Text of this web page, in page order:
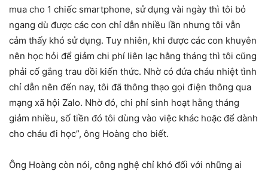
mua cho 1 chiếc smartphone, sử dụng vài ngày thì tôi bỏ
ngang dù được các con chỉ dẫn nhiều lần nhưng tôi vẫn
cảm thấy khó sử dụng. Tuy nhiên, khi được các con khuyên
nên học hỏi để giảm chi phí liên lạc hằng tháng thì tôi cũng
phải cố gắng trau dồi kiến thức. Nhờ có đứa cháu nhiệt tình
chỉ dẫn nên đến nay, tôi đã thông thạo gọi điện thông qua
mạng xã hội Zalo. Nhờ đó, chi phí sinh hoạt hằng tháng
giảm nhiều, số tiền đó tôi dùng vào việc khác hoặc để dành
cho cháu đi học”, ông Hoàng cho biết.
Ông Hoàng còn nói, công nghệ chỉ khó đối với những ai